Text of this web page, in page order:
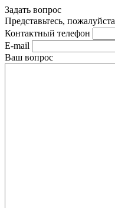
Задать вопрос
Представьтесь, пожалуйста
Контактный телефон
E-mail
Ваш вопрос